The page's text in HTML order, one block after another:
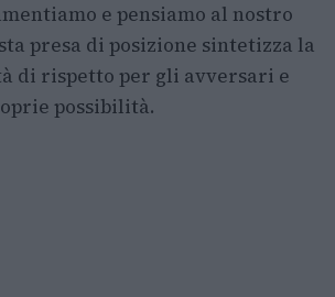
e pensiamo al nostro
presa di posizione sintetizza la
di rispetto per gli avversari e
possibilità.